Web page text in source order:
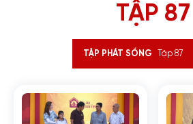
TẬP 87
TẬP PHÁT SÓNG Tập 87